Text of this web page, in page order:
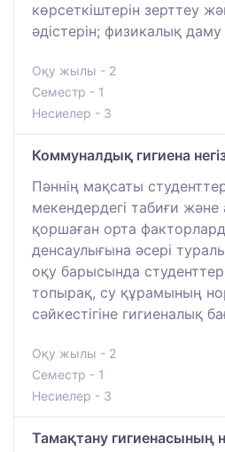
көрсеткіштерін зерттеу
әдістерін; физикалық
Оқу жылы - 2
Семестр - 1
Несиелер - 3
Коммуналдық гигиена
Пәннің мақсаты
мекендердегі табиғи және
қоршаған орта
денсаулығына әсері
оқу барысында
топырақ, су құрамының
сәйкестігіне гигиеналық
Оқу жылы - 2
Семестр - 1
Несиелер - 3
Тамақтану гигиенасының